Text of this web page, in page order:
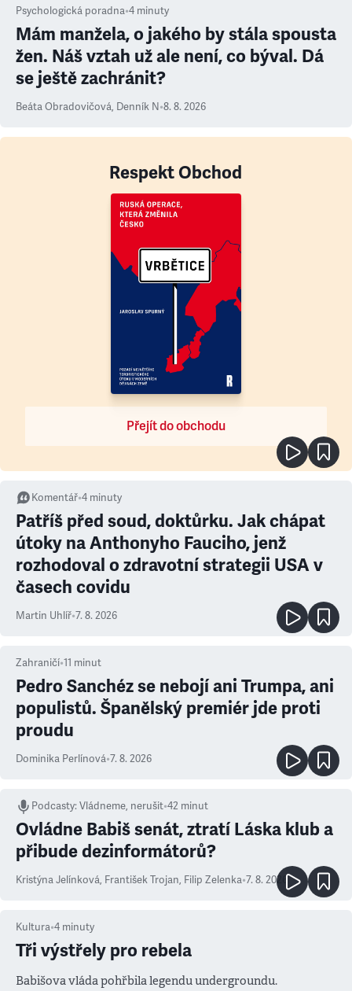
Psychologická poradna•4 minuty
Mám manžela, o jakého by stála spousta
žen. Náš vztah už ale není, co býval. Dá
se ještě zachránit?
Beáta Obradovičová, Denník N•8. 8. 2026
Respekt Obchod
Přejít do obchodu
Komentář•4 minuty
Patříš před soud, doktůrku. Jak chápat
útoky na Anthonyho Fauciho, jenž
rozhodoval o zdravotní strategii USA v
časech covidu
Martin Uhlíř•7. 8. 2026
Zahraničí•11 minut
Pedro Sanchéz se nebojí ani Trumpa, ani
populistů. Španělský premiér jde proti
proudu
Dominika Perlínová•7. 8. 2026
Podcasty:Vládneme, nerušit•42 minut
Ovládne Babiš senát, ztratí Láska klub a
přibude dezinformátorů?
Kristýna Jelínková, František Trojan, Filip Zelenka•7. 8. 2026
Kultura•4 minuty
Tři výstřely pro rebela
Babišova vláda pohřbila legendu undergroundu.